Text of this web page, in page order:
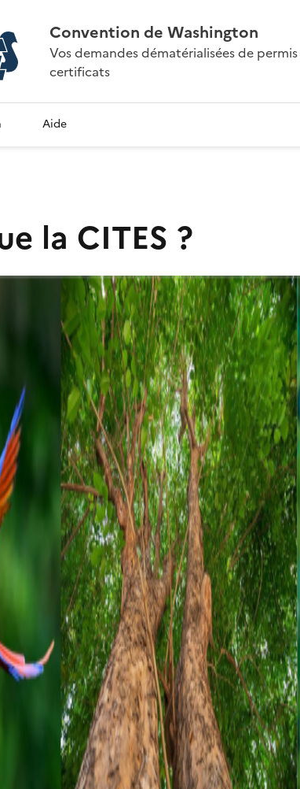
Convention de Washington
Vos demandes dématérialisées de
certificats
Aide
la CITES ?